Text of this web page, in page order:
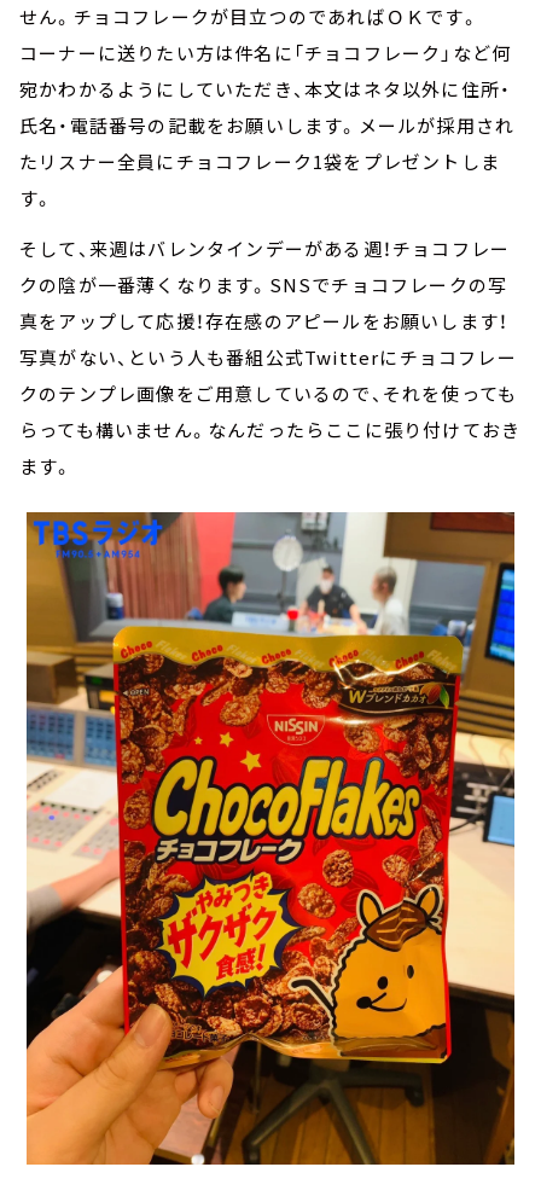
せん。チョコフレークが目立つのであればＯＫです。
コーナーに送りたい方は件名に「チョコフレーク」など何
宛かわかるようにしていただき、本文はネタ以外に住所・
氏名・電話番号の記載をお願いします。メールが採用され
たリスナー全員にチョコフレーク1袋をプレゼントしま
す。
そして、来週はバレンタインデーがある週！チョコフレー
クの陰が一番薄くなります。SNSでチョコフレークの写
真をアップして応援！存在感のアピールをお願いします！
写真がない、という人も番組公式Twitterにチョコフレー
クのテンプレ画像をご用意しているので、それを使っても
らっても構いません。なんだったらここに張り付けておき
ます。